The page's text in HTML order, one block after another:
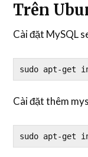
Trên
Cài đặt MySQL
sudo apt-get
Cài đặt thêm
sudo apt-get